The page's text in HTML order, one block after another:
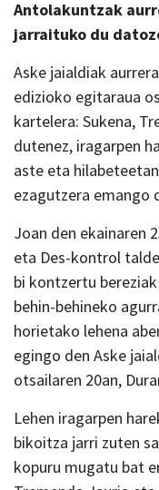
Antolakuntzak
jarraituko du
Aske jaialdiak
edizioko egitaraua
kartelera: Sukena,
dutenez, iragarpen
aste eta
ezagutzera emango
Joan den ekainaren
eta Des-kontrol
bi kontzertu
behin-behineko
horietako lehena
egingo den Aske
otsailaren 20an,
Lehen iragarpen
bikoitza jarri zuten
kopuru mugatu bat